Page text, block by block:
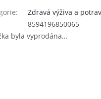
:
Zdravá výživa a
8594196850065
byla vyprodána…